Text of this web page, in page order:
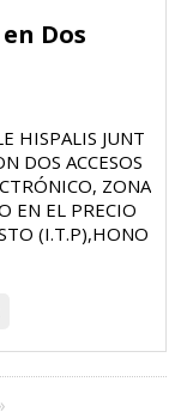
Dos
HISPALIS JUNT
DOS ACCESOS
ZONA
EN EL PRECIO
(I.T.P),HONO